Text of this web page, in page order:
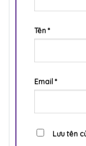
Tên*
Email*
Lưu tên